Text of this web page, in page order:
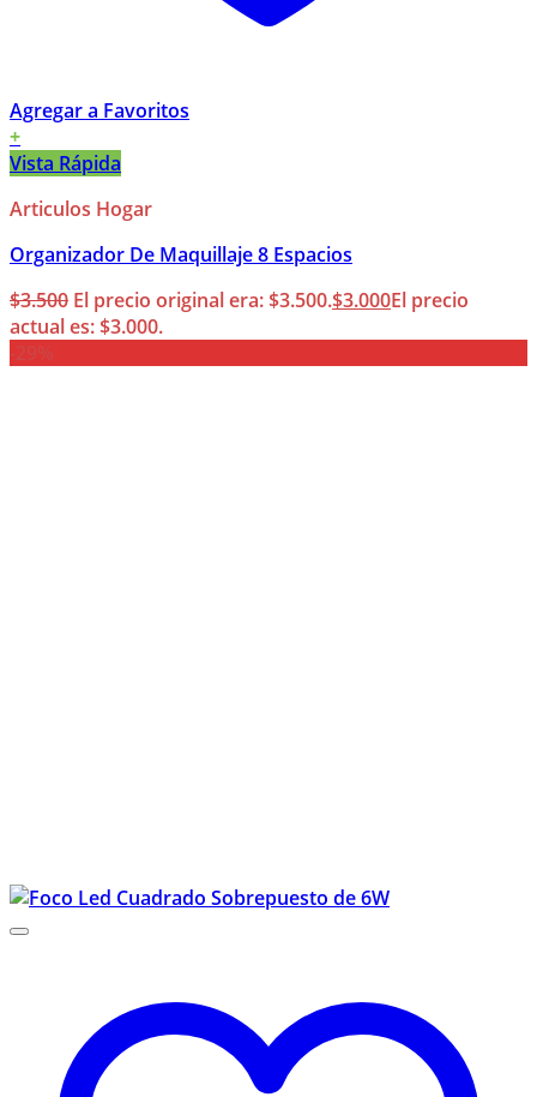
Agregar a Favoritos
+
Vista Rápida
Articulos Hogar
Organizador De Maquillaje 8 Espacios
$3.500 El precio original era: $3.500.$3.000El precio
actual es: $3.000.